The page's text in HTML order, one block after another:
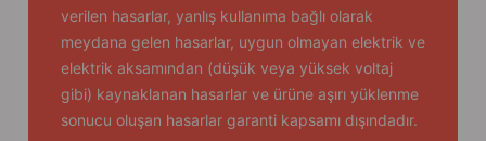
verilen hasarlar, yanlış kullanıma bağlı olarak
meydana gelen hasarlar, uygun olmayan elektrik ve
elektrik aksamından (düşük veya yüksek voltaj
gibi) kaynaklanan hasarlar ve ürüne aşırı yüklenme
sonucu oluşan hasarlar garanti kapsamı dışındadır.